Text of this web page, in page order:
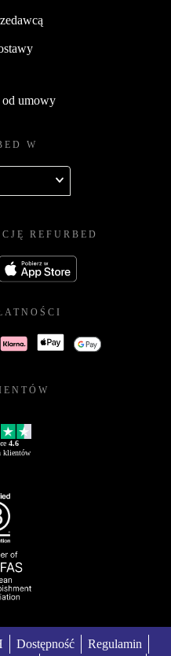
od umowy
W
REFURBED
4.6
klientów
Dostępność
Regulamin